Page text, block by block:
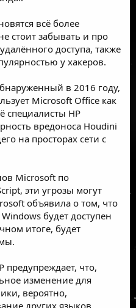
всё более
стоит забывать и про
доступа, также
у хакеров.
в 2016 году,
Microsoft Office как
специалисты HP
вредоноса Houdini
на просторах сети с
Microsoft по
, эти угрозы могут
объявила о том, что
будет доступен
итоге, будет
предупреждает, что,
изменение для
вероятно,
других языков